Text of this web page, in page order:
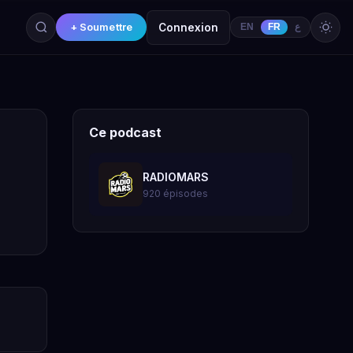
+ Soumettre Connexion EN FR ع
Ce podcast
RADIOMARS
920 épisodes